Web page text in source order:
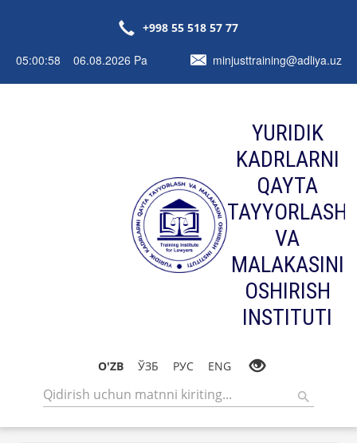
+998 55 518 57 77
05:00:58 06.08.2026 Pa minjusttraining@adliya.uz
YURIDIK
KADRLARNI
QAYTA
TAYYORLASH
VA
MALAKASINI
OSHIRISH
INSTITUTI
O'ZB ЎЗБ РУС ENG